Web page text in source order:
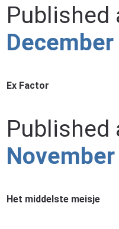
Ex Factor
Het middelste meisje